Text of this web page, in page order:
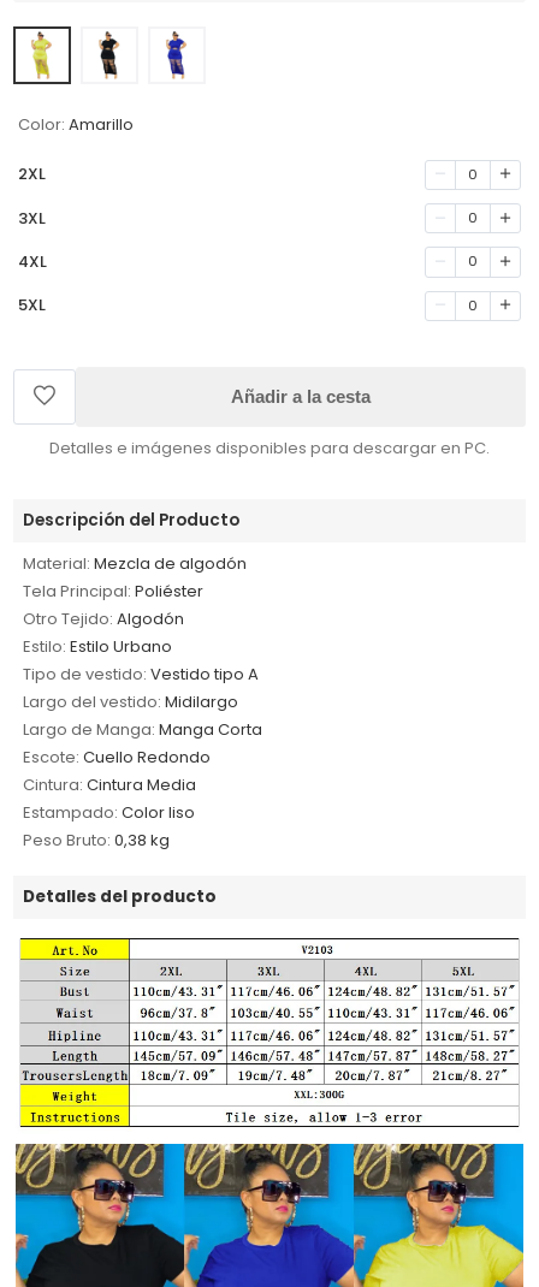
Color: Amarillo
2XL 0
3XL 0
4XL 0
5XL 0
Añadir a la cesta
Detalles e imágenes disponibles para descargar en PC.
Descripción del Producto
Material: Mezcla de algodón
Tela Principal: Poliéster
Otro Tejido: Algodón
Estilo: Estilo Urbano
Tipo de vestido: Vestido tipo A
Largo del vestido: Midilargo
Largo de Manga: Manga Corta
Escote: Cuello Redondo
Cintura: Cintura Media
Estampado: Color liso
Peso Bruto: 0,38 kg
Detalles del producto